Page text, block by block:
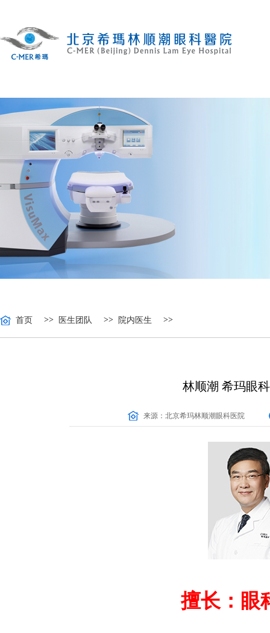
首页 >> 医生团队 >> 院内医生 >>
林顺潮 希玛眼
来源： 北京希玛林顺潮眼科医院
擅长：眼
唐炘
擅长